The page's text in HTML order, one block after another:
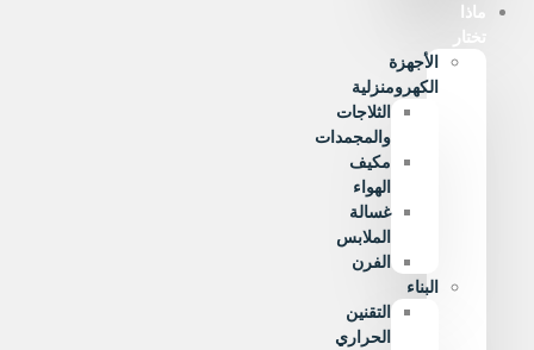
ماذا
تختار
الأجهزة
الكهرومنزلية
الثلاجات
والمجمدات
مكيف
الهواء
غسالة
الملابس
الفرن
البناء
التقنين
الحراري